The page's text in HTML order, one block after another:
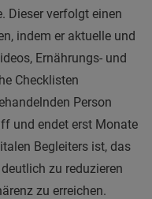
Dieser verfolgt einen
indem er aktuelle und
Ernährungs- und
Checklisten
Person
und endet erst Monate
Begleiters ist, das
zu reduzieren
zu erreichen.